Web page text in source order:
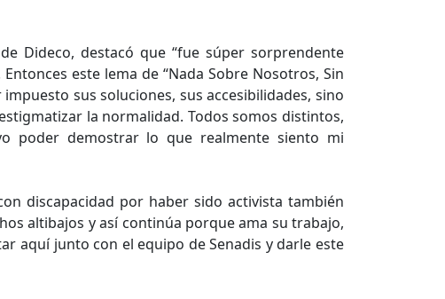
Dideco, destacó que “fue súper sorprendente
este lema de “Nada Sobre Nosotros, Sin
sus soluciones, sus accesibilidades, sino
la normalidad. Todos somos distintos,
poder demostrar lo que realmente siento mi
discapacidad por haber sido activista también
altibajos y así continúa porque ama su trabajo,
aquí junto con el equipo de Senadis y darle este